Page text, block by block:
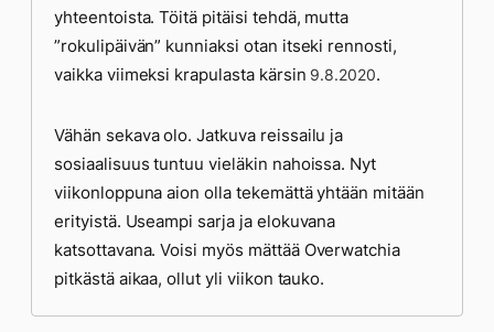
yhteentoista. Töitä pitäisi tehdä, mutta
”rokulipäivän” kunniaksi otan itseki rennosti,
vaikka viimeksi krapulasta kärsin 9.8.2020.
Vähän sekava olo. Jatkuva reissailu ja
sosiaalisuus tuntuu vieläkin nahoissa. Nyt
viikonloppuna aion olla tekemättä yhtään mitään
erityistä. Useampi sarja ja elokuvana
katsottavana. Voisi myös mättää Overwatchia
pitkästä aikaa, ollut yli viikon tauko.